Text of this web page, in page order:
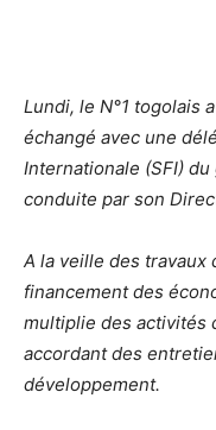
Lundi, le N°1 togolais
échangé avec une
Internationale (SFI)
conduite par son
A la veille des travaux
financement des
multiplie des activités
accordant des
développement.